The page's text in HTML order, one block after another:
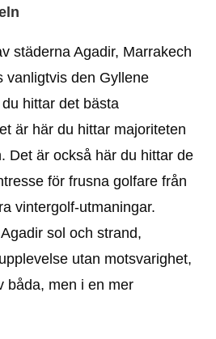
städerna Agadir, Marrakech
vanligtvis den Gyllene
hittar det bästa
är här du hittar majoriteten
Det är också här du hittar de
för frusna golfare från
vintergolf-utmaningar.
sol och strand,
utan motsvarighet,
båda, men i en mer